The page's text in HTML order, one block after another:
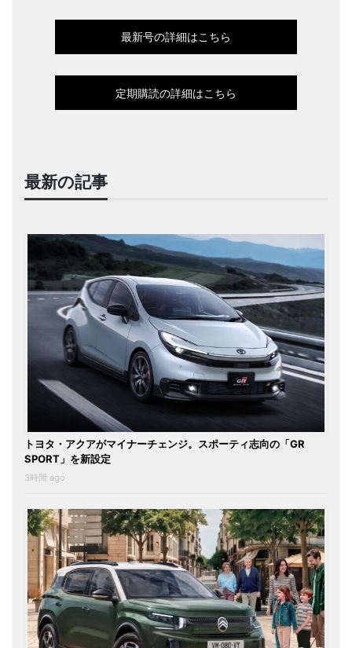
最新号の詳細はこちら
定期購読の詳細はこちら
最新の記事
トヨタ・アクアがマイナーチェンジ。スポーティ志向の「GR
SPORT」を新設定
3時間 ago